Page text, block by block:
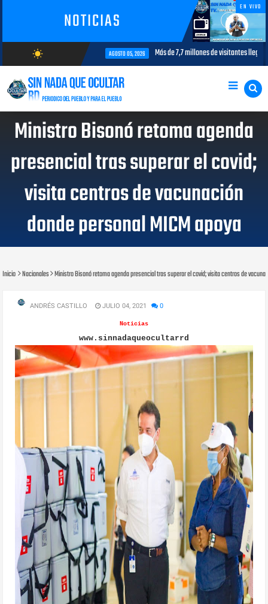
NOTICIAS
EN VIVO
wb_sunny
AGOSTO/7/2026
AGOSTO 05, 2026 Más de 7,7 millones de visitantes llegan
Ministro Bisonó retoma agenda
presencial tras superar el covid;
visita centros de vacunación
donde personal MICM apoya
Inicio Nacionales Ministro Bisonó retoma agenda presencial tras superar el covid; visita centros de
ANDRÉS CASTILLO JULIO 04, 2021 0
Noticias
www.sinnadaqueocultarrd